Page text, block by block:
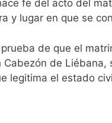
fe del acto del
y lugar en que se
de que el
Cabezón de Liébana,
legitima el estado